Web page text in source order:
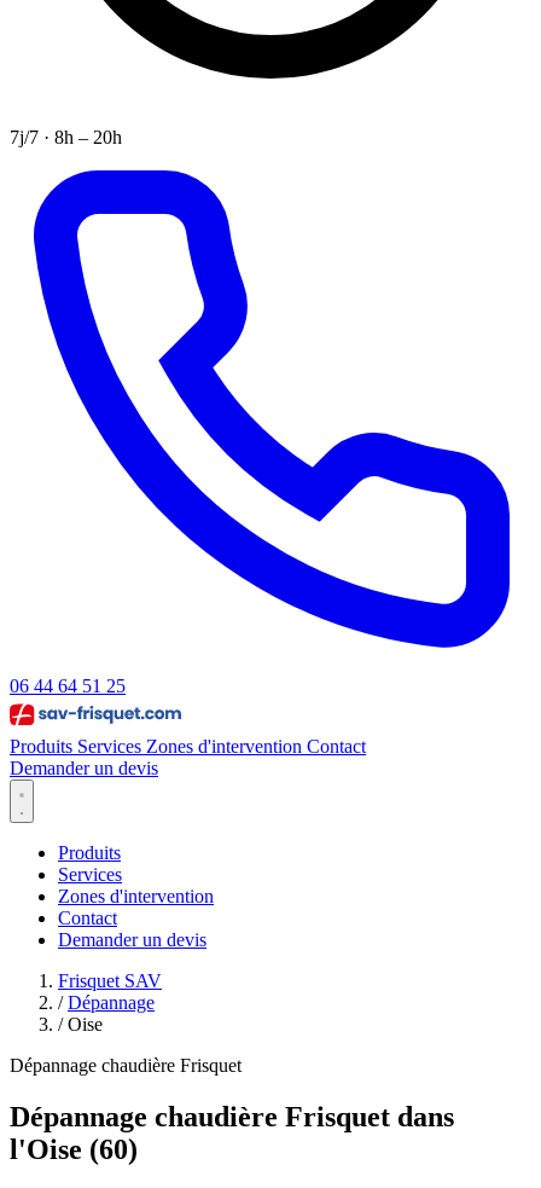
7j/7 · 8h – 20h
06 44 64 51 25
Produits Services Zones d'intervention Contact
Demander un devis
Produits
Services
Zones d'intervention
Contact
Demander un devis
Frisquet SAV
/ Dépannage
/ Oise
Dépannage chaudière Frisquet
Dépannage chaudière Frisquet dans
l'Oise (60)